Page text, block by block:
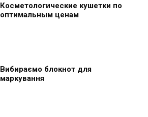
Косметологические кушетки по
оптимальным ценам
Вибираємо блокнот для
маркування